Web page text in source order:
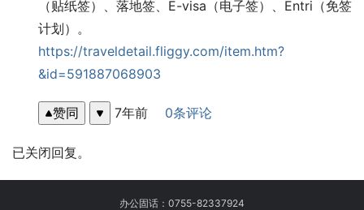
（贴纸签）、落地签、E-visa（电子签）、Entri（免签
计划）。
https://traveldetail.fliggy.com/item.htm?
&id=591887068903
赞同 7年前 0条评论
已关闭回复。
办公固话： 0755-82337924